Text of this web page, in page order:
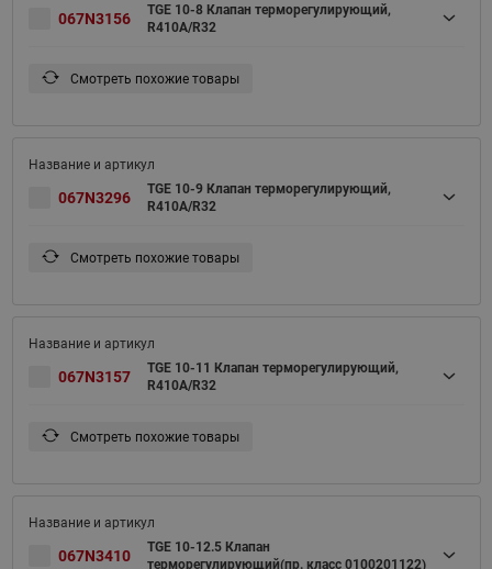
067N3156
TGE 10-8 Клапан терморегулирующий,
R410A/R32
Смотреть похожие товары
067N3296
TGE 10-9 Клапан терморегулирующий,
R410A/R32
Смотреть похожие товары
067N3157
TGE 10-11 Клапан терморегулирующий,
R410A/R32
Смотреть похожие товары
067N3410
TGE 10-12.5 Клапан
терморегулирующий(пр. класс 0100201122)